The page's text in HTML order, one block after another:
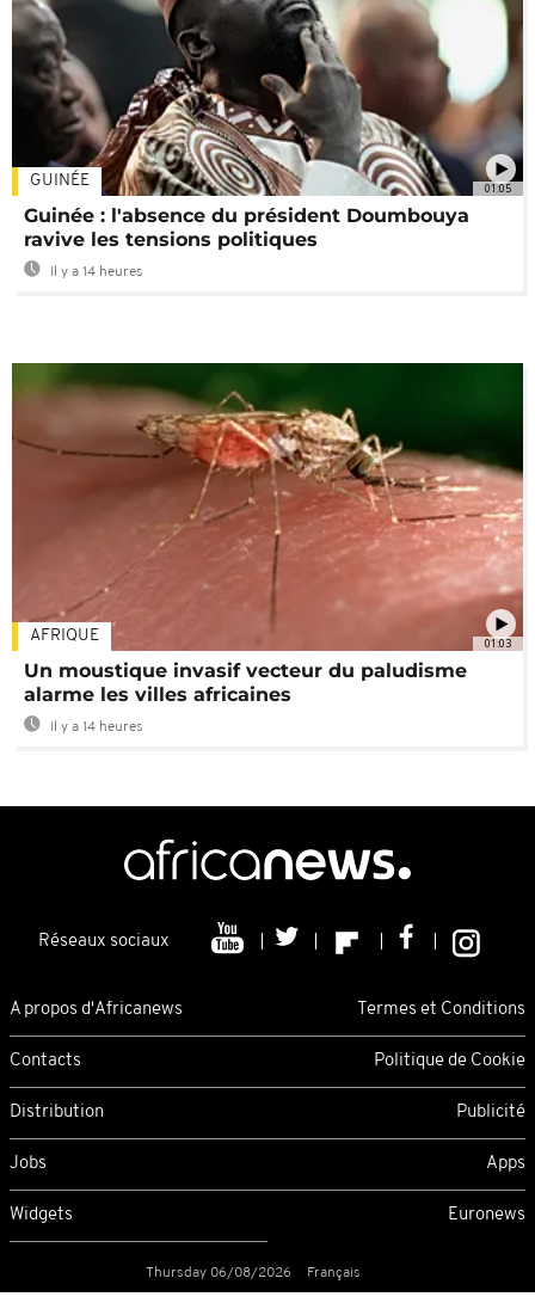
01:05
GUINÉE
Guinée : l'absence du président Doumbouya
ravive les tensions politiques
Il y a 14 heures
01:03
AFRIQUE
Un moustique invasif vecteur du paludisme
alarme les villes africaines
Il y a 14 heures
Réseaux sociaux
A propos d'Africanews Termes et Conditions
Contacts Politique de Cookie
Distribution Publicité
Jobs Apps
Widgets Euronews
Thursday 06/08/2026